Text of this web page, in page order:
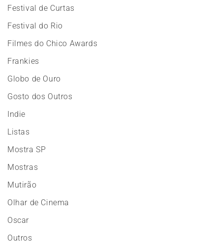
Festival de Curtas
Festival do Rio
Filmes do Chico Awards
Frankies
Globo de Ouro
Gosto dos Outros
Indie
Listas
Mostra SP
Mostras
Mutirão
Olhar de Cinema
Oscar
Outros